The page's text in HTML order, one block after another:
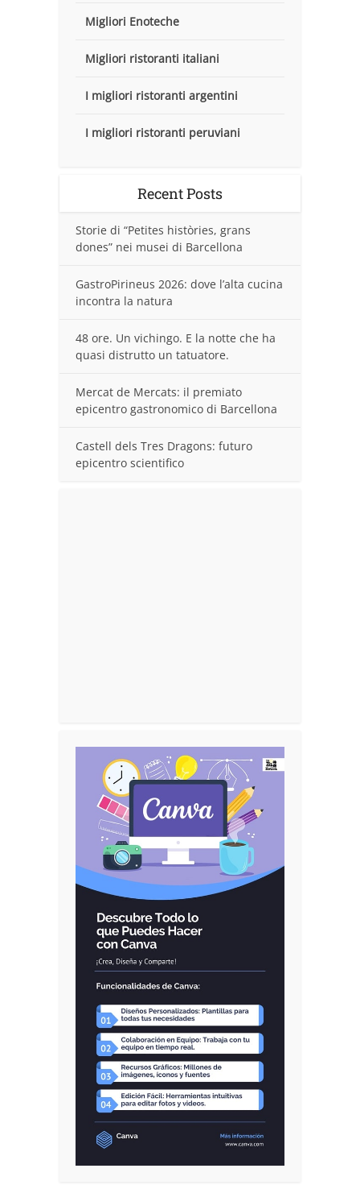
Migliori Enoteche
Migliori ristoranti italiani
I migliori ristoranti argentini
I migliori ristoranti peruviani
Recent Posts
Storie di “Petites històries, grans
dones” nei musei di Barcellona
GastroPirineus 2026: dove l’alta cucina
incontra la natura
48 ore. Un vichingo. E la notte che ha
quasi distrutto un tatuatore.
Mercat de Mercats: il premiato
epicentro gastronomico di Barcellona
Castell dels Tres Dragons: futuro
epicentro scientifico